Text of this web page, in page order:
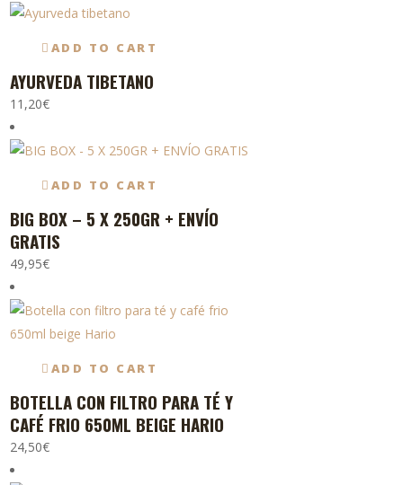
tiene
Las
opciones
se
pueden
la
página
de
producto
ADD TO CART
AYURVEDA TIBETANO
11,20€
ADD TO CART
Este
producto
tiene
múltiples
variantes.
Las
pueden
elegir
en
la
BIG BOX – 5 X 250GR + ENVÍO
GRATIS
49,95€
ADD TO CART
BOTELLA CON FILTRO PARA TÉ Y
CAFÉ FRIO 650ML BEIGE HARIO
24,50€